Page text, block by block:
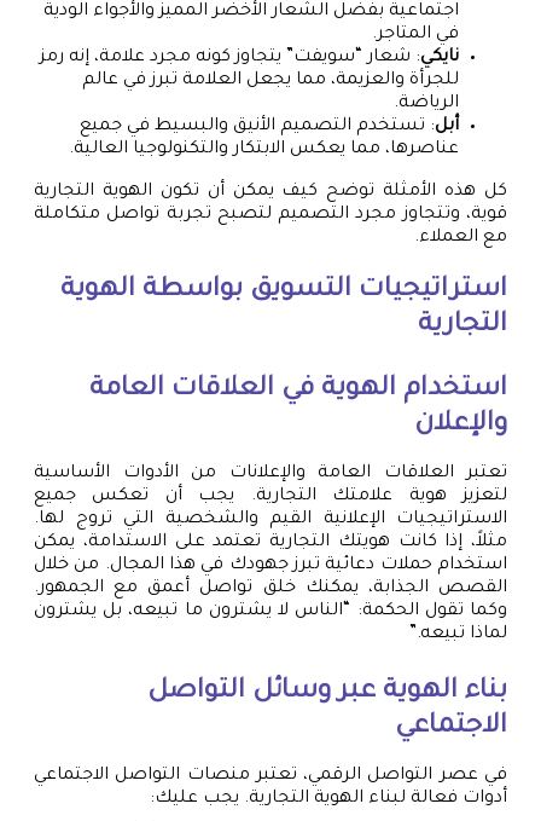
اجتماعية بفضل الشعار الأخضر المميز والأجواء الودية
في المتاجر.
نايكي: شعار “سويفت” يتجاوز كونه مجرد علامة، إنه رمز
للجرأة والعزيمة، مما يجعل العلامة تبرز في عالم
الرياضة.
أبل: تستخدم التصميم الأنيق والبسيط في جميع
عناصرها، مما يعكس الابتكار والتكنولوجيا العالية.
كل هذه الأمثلة توضح كيف يمكن أن تكون الهوية التجارية
قوية، وتتجاوز مجرد التصميم لتصبح تجربة تواصل متكاملة
مع العملاء.
استراتيجيات التسويق بواسطة الهوية
التجارية
استخدام الهوية في العلاقات العامة
والإعلان
تعتبر العلاقات العامة والإعلانات من الأدوات الأساسية
لتعزيز هوية علامتك التجارية. يجب أن تعكس جميع
الاستراتيجيات الإعلانية القيم والشخصية التي تروج لها.
مثلاً، إذا كانت هويتك التجارية تعتمد على الاستدامة، يمكن
استخدام حملات دعائية تبرز جهودك في هذا المجال. من خلال
القصص الجذابة، يمكنك خلق تواصل أعمق مع الجمهور.
وكما تقول الحكمة: “الناس لا يشترون ما تبيعه، بل يشترون
لماذا تبيعه.”
بناء الهوية عبر وسائل التواصل
الاجتماعي
في عصر التواصل الرقمي، تعتبر منصات التواصل الاجتماعي
أدوات فعالة لبناء الهوية التجارية. يجب عليك: